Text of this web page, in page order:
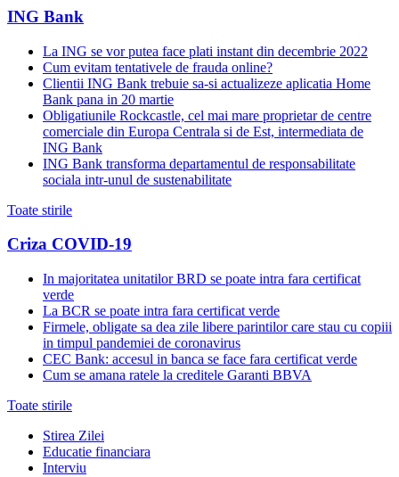
ING Bank
La ING se vor putea face plati instant din decembrie 2022
Cum evitam tentativele de frauda online?
Clientii ING Bank trebuie sa-si actualizeze aplicatia Home
Bank pana in 20 martie
Obligatiunile Rockcastle, cel mai mare proprietar de centre
comerciale din Europa Centrala si de Est, intermediata de
ING Bank
ING Bank transforma departamentul de responsabilitate
sociala intr-unul de sustenabilitate
Toate stirile
Criza COVID-19
In majoritatea unitatilor BRD se poate intra fara certificat
verde
La BCR se poate intra fara certificat verde
Firmele, obligate sa dea zile libere parintilor care stau cu copiii
in timpul pandemiei de coronavirus
CEC Bank: accesul in banca se face fara certificat verde
Cum se amana ratele la creditele Garanti BBVA
Toate stirile
Stirea Zilei
Educatie financiara
Interviu